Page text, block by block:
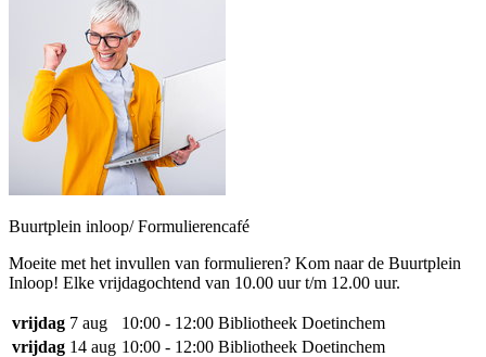
Buurtplein inloop/ Formulierencafé
Moeite met het invullen van formulieren? Kom naar de Buurtplein
Inloop! Elke vrijdagochtend van 10.00 uur t/m 12.00 uur.
vrijdag 7 aug 10:00 - 12:00 Bibliotheek Doetinchem
vrijdag 14 aug 10:00 - 12:00 Bibliotheek Doetinchem